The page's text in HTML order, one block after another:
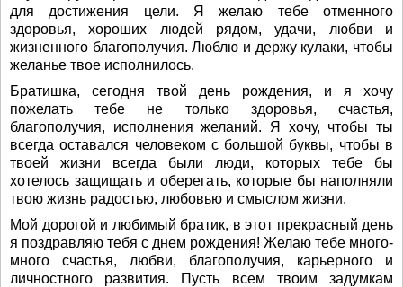
для достижения цели. Я желаю тебе отменного
здоровья, хороших людей рядом, удачи, любви и
жизненного благополучия. Люблю и держу кулаки, чтобы
желанье твое исполнилось.
Братишка, сегодня твой день рождения, и я хочу
пожелать тебе не только здоровья, счастья,
благополучия, исполнения желаний. Я хочу, чтобы ты
всегда оставался человеком с большой буквы, чтобы в
твоей жизни всегда были люди, которых тебе бы
хотелось защищать и оберегать, которые бы наполняли
твою жизнь радостью, любовью и смыслом жизни.
Мой дорогой и любимый братик, в этот прекрасный день
я поздравляю тебя с днем рождения! Желаю тебе много-
много счастья, любви, благополучия, карьерного и
личностного развития. Пусть всем твоим задумкам